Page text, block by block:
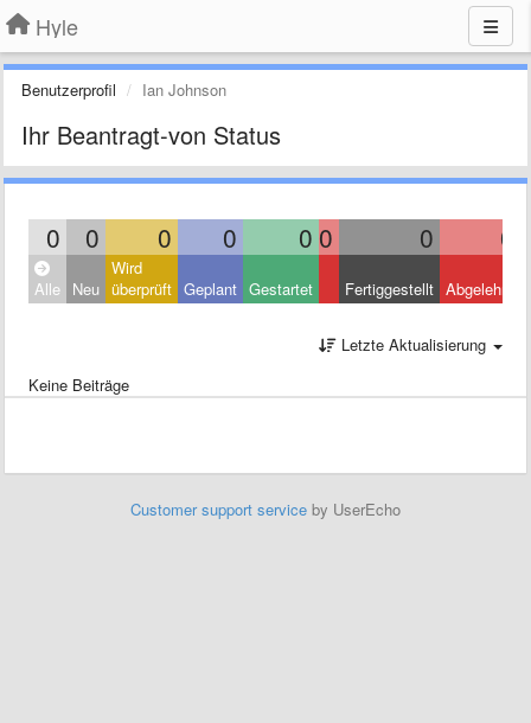
Hyle
Benutzerprofil Ian Johnson
Ihr Beantragt-von Status
0 0 0 0 0 0 0 0
Alle Neu
Wird
überprüft Geplant Gestartet Fertiggestellt Abgelehnt
Letzte Aktualisierung
Keine Beiträge
Customer support service by UserEcho